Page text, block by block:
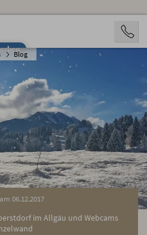
Blog
06.12.2017
im Allgäu und Webcams